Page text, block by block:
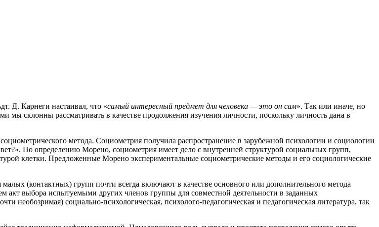
Д. Карнеги настаивал, что «самый интересный предмет для человека — это он сам». Так или иначе, но
склонны рассматривать в качестве продолжения изучения личности, поскольку личность дана в
метода. Социометрия получила распространение в зарубежной психологии и социологии
По определению Морено, социометрия имеет дело с внутренней структурой социальных групп,
клетки. Предложенные Морено экспериментальные социометрические методы и его социологические
(контактных) групп почти всегда включают в качестве основного или дополнительного метода
акт выбора испытуемыми других членов группы для совместной деятельности в заданных
необозримая) социально-психологическая, психолого-педагогическая и педагогическая литература, так